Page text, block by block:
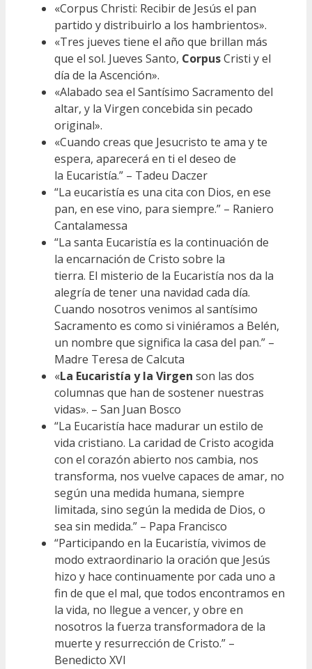
«Corpus Christi: Recibir de Jesús el pan
partido y distribuirlo a los hambrientos».
«Tres jueves tiene el año que brillan más
que el sol. Jueves Santo, CorpusCristi y el
día de la Ascención».
«Alabado sea el Santísimo Sacramento del
altar, y la Virgen concebida sin pecado
original».
«Cuando creas que Jesucristo te ama y te
espera, aparecerá en ti el deseo de
la Eucaristía.” – Tadeu Daczer
“La eucaristía es una cita con Dios, en ese
pan, en ese vino, para siempre.” – Raniero
Cantalamessa
“La santa Eucaristía es la continuación de
la encarnación de Cristo sobre la
tierra. El misterio de la Eucaristía nos da la
alegría de tener una navidad cada día.
Cuando nosotros venimos al santísimo
Sacramento es como si viniéramos a Belén,
un nombre que significa la casa del pan.” –
Madre Teresa de Calcuta
«La Eucaristía y la Virgen son las dos
columnas que han de sostener nuestras
vidas». – San Juan Bosco
“La Eucaristía hace madurar un estilo de
vida cristiano. La caridad de Cristo acogida
con el corazón abierto nos cambia, nos
transforma, nos vuelve capaces de amar, no
según una medida humana, siempre
limitada, sino según la medida de Dios, o
sea sin medida.” – Papa Francisco
“Participando en la Eucaristía, vivimos de
modo extraordinario la oración que Jesús
hizo y hace continuamente por cada uno a
fin de que el mal, que todos encontramos en
la vida, no llegue a vencer, y obre en
nosotros la fuerza transformadora de la
muerte y resurrección de Cristo.” –
Benedicto XVI